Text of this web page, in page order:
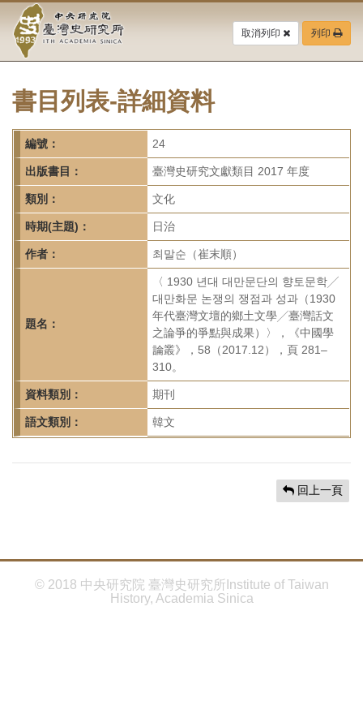
要
中
央
研
究
院-
臺
灣
史
研
所-
頁
取消列印 列印
書目列表-詳細資料
編號： 24
出版書目： 臺灣史研究文獻類目 2017 年度
類別： 文化
時期(主題)： 日治
作者： 최말순（崔末順）
題名：
〈 1930 년대 대만문단의 향토문학╱
대만화문 논쟁의 쟁점과 성과（1930
年代臺灣文壇的鄉土文學╱臺灣話文
之論爭的爭點與成果）〉，《中國學
論叢》，58（2017.12），頁 281–
310。
資料類別： 期刊
語文類別： 韓文
回上一頁
© 2018 中央研究院 臺灣史研究所Institute of Taiwan
History, Academia Sinica